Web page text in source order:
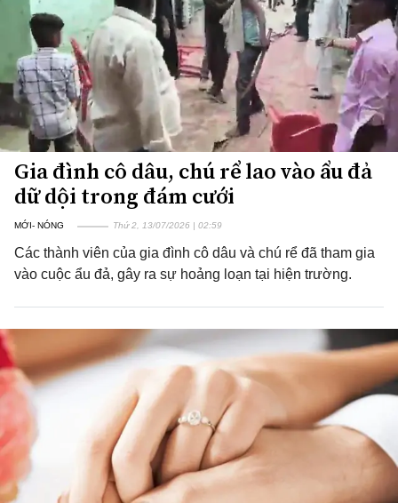
Gia đình cô dâu, chú rể lao vào ẩu đả
dữ dội trong đám cưới
MỚI- NÓNG Thứ 2, 13/07/2026 | 02:59
Các thành viên của gia đình cô dâu và chú rể đã tham gia
vào cuộc ẩu đả, gây ra sự hoảng loạn tại hiện trường.